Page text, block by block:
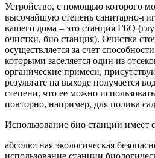
Устройство, с помощью которого
высочайшую степень санитарно-
вашего дома – это станция ГБО
очистки, био станция). Очистка
осуществляется за счет
которыми заселяется один из
органические примеси,
результате на выходе получается
степени, что ее можно
повторно, например, для полива
Использование био станции
абсолютная экологическая
использование станции